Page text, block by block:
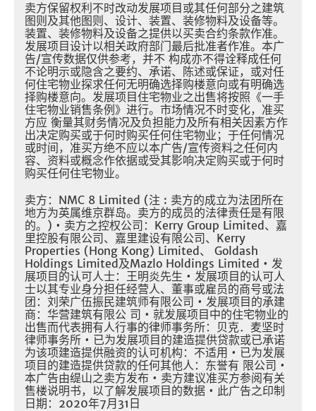
卖方保留权利不时改动发展项目或其任何部分之建筑
图则及其他图则、设计、装置、装修物料及设备等。
装置、装修物料及设备之提供以买卖合约条款作准。
发展项目设计以相关政府部门最后批准者作准。本广
告/宣传数据仅供参考，并不 构成亦不得诠释成任何
不论明示或隐含之要约、承诺、陈述或保证，或对任
何住宅物业探求任何无明确选择购楼意向或有明确选
择购楼意向。发展项目住宅物业之出售将按照《一手
住宅物业销售条例》进行。市场情况不时变化，准买
方应 衡量其财务情况及负担能力及所有相关因素方作
出决定购买或于何时购买任何住宅物业；于任何情况
或时间，准买方绝不应以本广告/宣传资料之任何内
容、资料或概念作依据或受其影响决定购买或于何时
购买任何住宅物业。
卖方：NMC 8 Limited (注 : 卖方的成立为法团所在
地方为英属维京群岛。卖方的成员的法律责任是有限
的。) • 卖方之控权公司：Kerry Group Limited、嘉
里控股有限公司、嘉里建设有限公司、Kerry
Properties (Hong Kong) Limited、 Goldash
Holdings Limited及Mazlo Holdings Limited • 发
展项目的认可人士：王明炎先生 • 发展项目的认可人
士以其专业身分担任经营人、董事或雇员的商号或法
团：刘荣广伍振民建筑师有限公司 • 发展项目的承建
商：华营建筑有限公 司 • 就发展项目中的住宅物业的
出售而代表拥有人行事的律师事务所：贝克．麦坚时
律师事务所 • 已为发展项目的建造提供贷款或已承诺
为该项建造提供融资的认可机构：不适用 • 已为发展
项目的建造提供贷款的任何其他人：东誉有 限公司 •
本广告由缇山之卖方发布 • 卖方建议准买方参阅有关
售楼说明书，以了解发展项目的数据 • 此广告之印制
日期：2020年7月31日